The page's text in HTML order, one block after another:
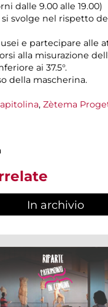
dalle 9.00 alle 19.00)
si svolge nel rispetto
e partecipare alle
alla misurazione
ai 37.5°.
della mascherina.
, Zètema
In archivio